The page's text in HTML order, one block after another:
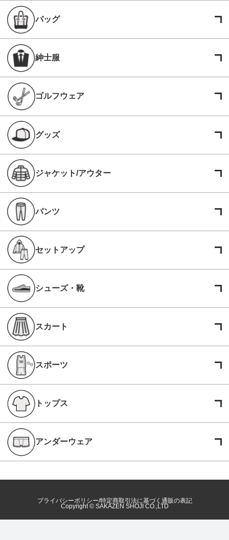
バッグ
紳士服
ゴルフウェア
グッズ
ジャケット/アウター
パンツ
セットアップ
シューズ・靴
スカート
スポーツ
トップス
アンダーウェア
プライバシーポリシー 特定商取引法に基づく通販の表記
Copyright © SAKAZEN SHOJI CO.,LTD